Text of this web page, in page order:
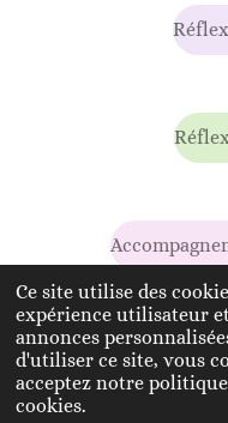
Ce site utilise des
expérience utilisateur
annonces
d'utiliser ce site, vous
acceptez notre
cookies.